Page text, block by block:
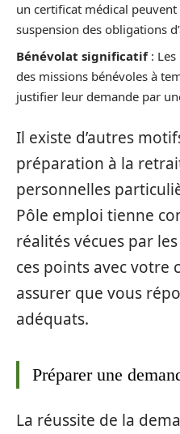
un certificat médical
suspension des obligations
Bénévolat significatif: Les
des missions bénévoles à
justifier leur demande par
Il existe d’autres
préparation à la
personnelles
Pôle emploi tienne
réalités vécues par
ces points avec votre
assurer que vous
adéquats.
Préparer une
La réussite de la